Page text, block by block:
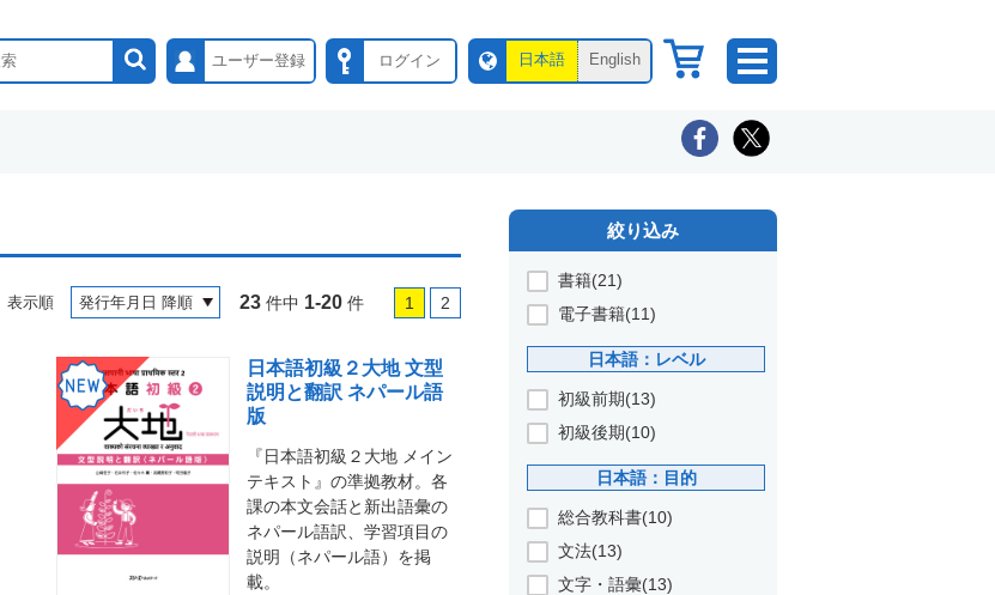
ユーザー登録 ログイン 日本語 English
表示順 23 件中 1-20 件 1 2
日本語初級２大地 文型
説明と翻訳 ネパール語
版
『日本語初級２大地 メイン
テキスト』の準拠教材。各
課の本文会話と新出語彙の
ネパール語訳、学習項目の
説明（ネパール語）を掲
載。
絞り込み
書籍(21)
電子書籍(11)
日本語：レベル
初級前期(13)
初級後期(10)
日本語：目的
総合教科書(10)
文法(13)
文字・語彙(13)